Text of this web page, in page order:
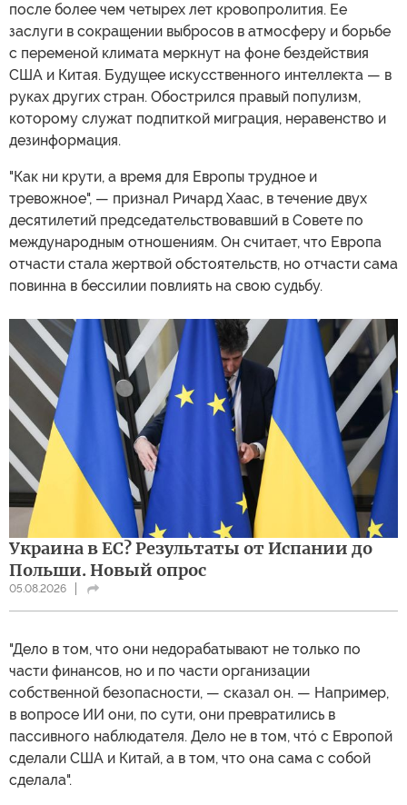
после более чем четырех лет кровопролития. Ее
заслуги в сокращении выбросов в атмосферу и борьбе
с переменой климата меркнут на фоне бездействия
США и Китая. Будущее искусственного интеллекта — в
руках других стран. Обострился правый популизм,
которому служат подпиткой миграция, неравенство и
дезинформация.
"Как ни крути, а время для Европы трудное и
тревожное", — признал Ричард Хаас, в течение двух
десятилетий председательствовавший в Совете по
международным отношениям. Он считает, что Европа
отчасти стала жертвой обстоятельств, но отчасти сама
повинна в бессилии повлиять на свою судьбу.
Украина в ЕС? Результаты от Испании до
Польши. Новый опрос
05.08.2026
"Дело в том, что они недорабатывают не только по
части финансов, но и по части организации
собственной безопасности, — сказал он. — Например,
в вопросе ИИ они, по сути, они превратились в
пассивного наблюдателя. Дело не в том, чтó с Европой
сделали США и Китай, а в том, что она сама с собой
сделала".